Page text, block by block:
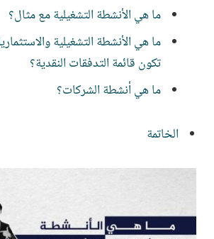
ما هي الأنشطة التشغيلية مع مثال؟
ما هي الأنشطة التشغيلية
تكون قائمة التدفقات النقدية؟
ما هي أنشطة الشركات؟
الخاتمة